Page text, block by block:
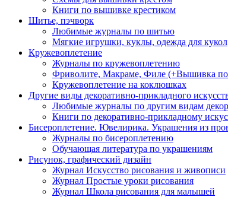
Книги по вышивке крестиком
Шитье, пэчворк
Любимые журналы по шитью
Мягкие игрушки, куклы, одежда для кукол
Кружевоплетение
Журналы по кружевоплетению
Фриволите, Макраме, Филе (+Вышивка
Кружевоплетение на коклюшках
Другие виды декоративно-прикладного
Любимые журналы по другим видам
Книги по декоративно-прикладному
Бисероплетение. Ювелирика. Украшения из
Журналы по бисероплетению
Обучающая литература по украшениям
Рисунок, графический дизайн
Журнал Искусство рисования и живописи
Журнал Простые уроки рисования
Журнал Школа рисования для малышей